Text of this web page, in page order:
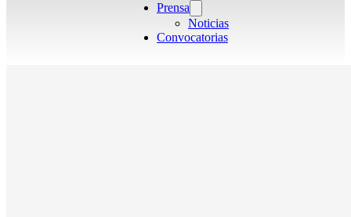
Prensa
Noticias
Convocatorias